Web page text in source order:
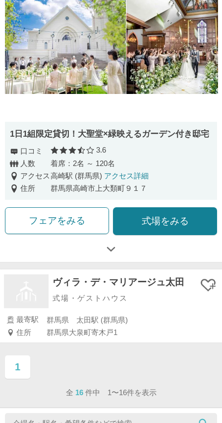
1日1組限定貸切！大聖堂×緑映えるガーデン付き邸宅
口コミ 口コミ評価
3.6
人数
着席：2名 ～ 120名
アクセス高崎駅 (群馬県) アクセス詳細
住所
群馬県高崎市上大類町９１７
フェアをみる 式場をみる
ヴィラ・デ・マリアージュ太田
式場・ゲストハウス
最寄駅
群馬県 太田駅 (群馬県)
住所
群馬県大泉町寄木戸1
1
ページ目
全 16 件中 1〜16件を表示